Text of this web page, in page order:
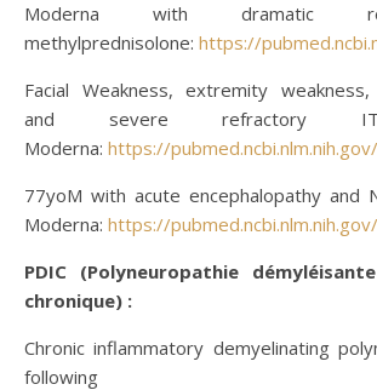
Moderna with dramatic
methylprednisolone: https://
Facial Weakness, extremity weakness,
and severe refractory
Moderna: https://
77yoM with acute encephalopathy and
Moderna: https://
PDIC (Polyneuropathie
chronique) :
Chronic inflammatory demyelinating
following